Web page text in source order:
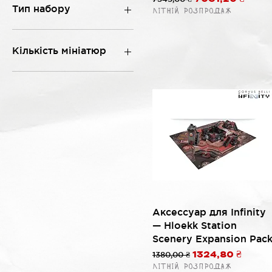
Тип набору
Загін піхоти
Теренки
Стартовий набір
Кількість мініатюр
1
Літній розпродаж
Быстрый просмотр
Аксессуар для Infinity
— Hloekk Station
Scenery Expansion Pack
Обычная цена
1380,00 ₴ Цена со
1324,80 ₴
Літній розпродаж